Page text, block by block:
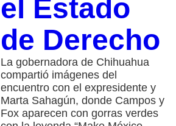
el Estado
de Derecho
La gobernadora de Chihuahua
compartió imágenes del
encuentro con el expresidente y
Marta Sahagún, donde Campos y
Fox aparecen con gorras verdes